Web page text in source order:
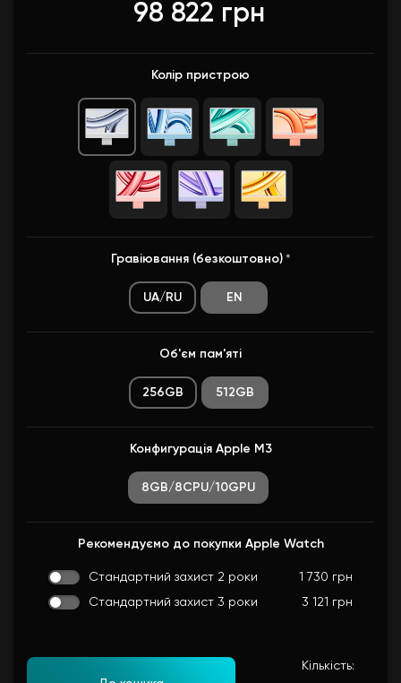
98 822 грн
Колір пристрою
Гравіювання (безкоштовно) *
UA/RU EN
Об'єм пам'яті
256GB 512GB
Конфигурація Apple M3
8GB/8CPU/10GPU
Рекомендуємо до покупки Apple Watch
Стандартний захист 2 роки
1 730 грн
Стандартний захист 3 роки
3 121 грн
Кількість: